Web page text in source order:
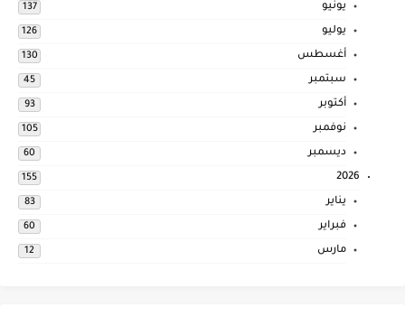
يونيو 137
يوليو 126
أغسطس 130
سبتمبر 45
أكتوبر 93
نوفمبر 105
ديسمبر 60
2026
155
يناير 83
فبراير 60
مارس 12